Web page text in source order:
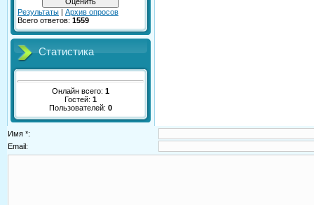
Результаты | Архив опросов
Всего ответов: 1559
Статистика
Онлайн всего: 1
Гостей: 1
Пользователей: 0
Имя *:
Email: